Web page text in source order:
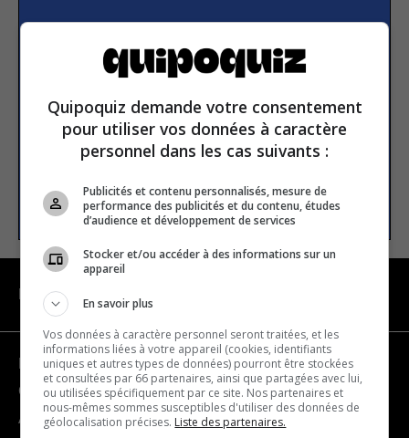
newsletter
Email address
SUBSCRIBE
NAVIGATION
Become a partner
Contact us
About us
Quipoquiz demande votre consentement
pour utiliser vos données à caractère
personnel dans les cas suivants :
Publicités et contenu personnalisés, mesure de
performance des publicités et du contenu, études
d’audience et développement de services
Stocker et/ou accéder à des informations sur un
appareil
En savoir plus
Vos données à caractère personnel seront traitées, et les
informations liées à votre appareil (cookies, identifiants
uniques et autres types de données) pourront être stockées
et consultées par 66 partenaires, ainsi que partagées avec lui,
ou utilisées spécifiquement par ce site. Nos partenaires et
nous-mêmes sommes susceptibles d'utiliser des données de
géolocalisation précises. Liste des partenaires.